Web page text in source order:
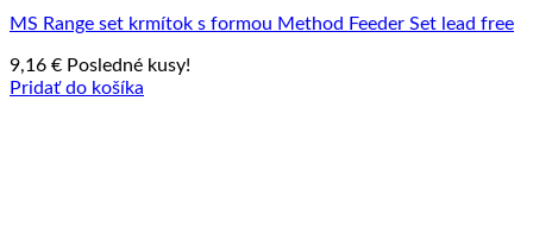
MS Range set krmítok s formou Method Feeder Set lead free
9,16 € Posledné kusy!
Pridať do košíka